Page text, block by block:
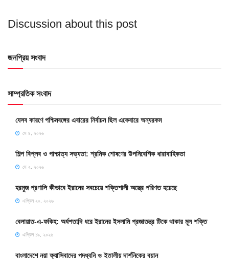
Discussion about this post
জনপ্রিয় সংবাদ
সাম্প্রতিক সংবাদ
যেসব কারণে পশ্চিমবঙ্গের এবারের নির্বাচন ছিল একেবারে অন্যরকম
মে ৪, ২০২৬
শিল্প বিপ্লব ও পাশ্চাত্য সভ্যতা: শ্রমিক শোষণের উপনিবেশিক ধারাবাহিকতা
মে ২, ২০২৬
হরমুজ প্রণালি কীভাবে ইরানের সবচেয়ে শক্তিশালী অস্ত্রে পরিণত হয়েছে
এপ্রিল ২০, ২০২৬
বেলায়াত-এ-ফকিহ: অর্ধশতাব্দি ধরে ইরানের ইসলামি প্রজাতন্ত্র টিকে থাকার মূল শক্তি
এপ্রিল ১৯, ২০২৬
বাংলাদেশে নয়া ফ্যাসিবাদের পদধ্বনি ও ইতালীয় দার্শনিকের বয়ান